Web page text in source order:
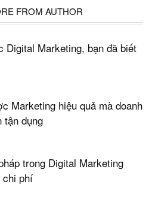
FROM AUTHOR
Digital Marketing, bạn đã biết
Marketing hiệu quả mà doanh
tận dụng
trong Digital Marketing
chi phí